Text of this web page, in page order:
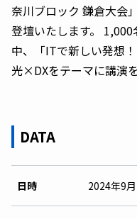
奈川ブロック 鎌倉大会
登壇いたします。
中、「ITで新しい発想
光×DXをテーマに講演
DATA
日時 2024年9